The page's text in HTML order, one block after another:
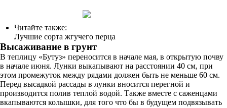
Читайте также:
Лучшие сорта жгучего перца
Высаживание в грунт
В теплицу «Бутуз» переносится в начале мая, в открытую почву
в начале июня. Лунки выкапывают на расстоянии 40 см, при
этом промежуток между рядами должен быть не меньше 60 см.
Перед высадкой рассады в лунки вносится перегной и
производится полив теплой водой. Также вместе с саженцами
вкапываются колышки, для того что бы в будущем подвязывать